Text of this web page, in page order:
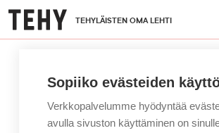
Hyppää
pääsisältöön
TEHYLÄISTEN OMA LEHTI
Sopiiko evästeiden
Verkkopalvelumme hyödyntää
avulla sivuston käyttäminen on